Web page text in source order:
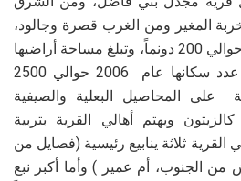
المغير ومن الغرب قصرة وجالود،
وتبلغ مساحة البناء للقرية حوالي 200 دونماً، وتبلغ مساحة أراضيها
الكلية 18000 دونم، وبلغ عدد سكانها عام 2006 حوالي 2500
على المحاصيل البعلية والصيفية
ويهتم أهالي القرية بتربية
القرية ثلاثة ينابيع رئيسية (فصايل من
الجنوب، أم عمير ) وأما أكبر نبع